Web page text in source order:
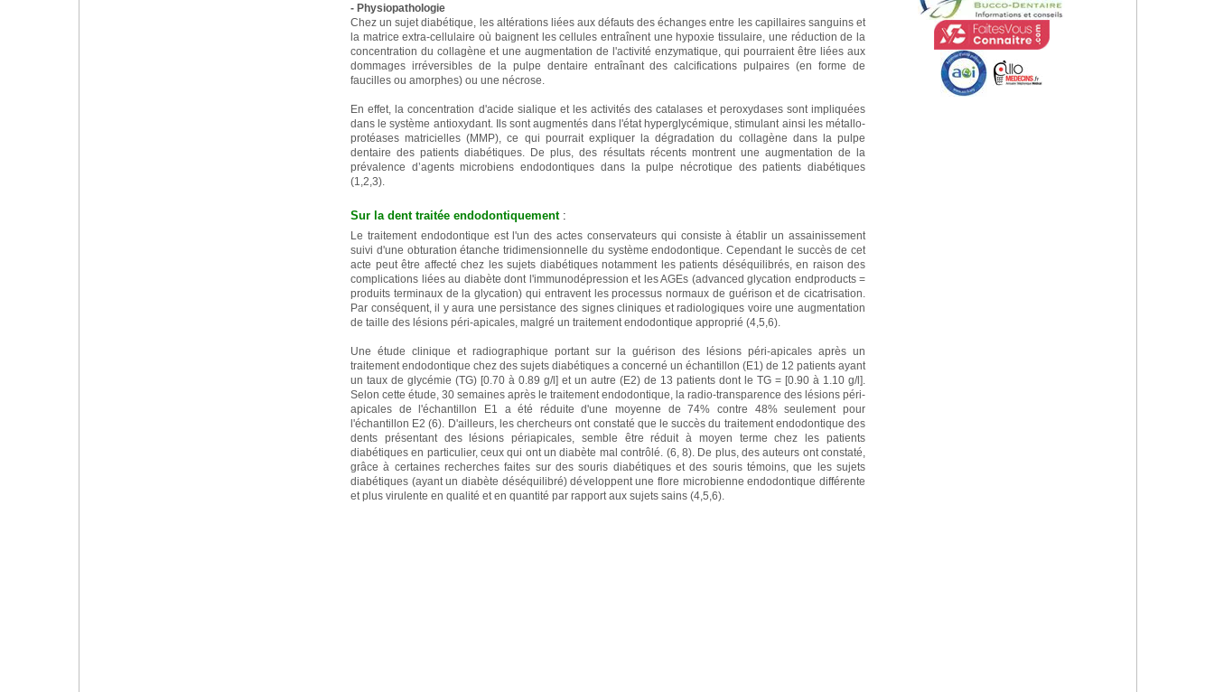
- Physiopathologie
Chez un sujet diabétique, les altérations liées aux défauts des échanges entre les capillaires sanguins et
la matrice extra-cellulaire où baignent les cellules entraînent une hypoxie tissulaire, une réduction de la
concentration du collagène et une augmentation de l'activité enzymatique, qui pourraient être liées aux
dommages irréversibles de la pulpe dentaire entraînant des calcifications pulpaires (en forme de
faucilles ou amorphes) ou une nécrose.
En effet, la concentration d'acide sialique et les activités des catalases et peroxydases sont impliquées
dans le système antioxydant. Ils sont augmentés dans l'état hyperglycémique, stimulant ainsi les métallo-
protéases matricielles (MMP), ce qui pourrait expliquer la dégradation du collagène dans la pulpe
dentaire des patients diabétiques. De plus, des résultats récents montrent une augmentation de la
prévalence d’agents microbiens endodontiques dans la pulpe nécrotique des patients diabétiques
(1,2,3).
Sur la dent traitée endodontiquement:
Le traitement endodontique est l'un des actes conservateurs qui consiste à établir un assainissement
suivi d'une obturation étanche tridimensionnelle du système endodontique. Cependant le succès de cet
acte peut être affecté chez les sujets diabétiques notamment les patients déséquilibrés, en raison des
complications liées au diabète dont l'immunodépression et les AGEs (advanced glycation endproducts =
produits terminaux de la glycation) qui entravent les processus normaux de guérison et de cicatrisation.
Par conséquent, il y aura une persistance des signes cliniques et radiologiques voire une augmentation
de taille des lésions péri-apicales, malgré un traitement endodontique approprié (4,5,6).
Une étude clinique et radiographique portant sur la guérison des lésions péri-apicales après un
traitement endodontique chez des sujets diabétiques a concerné un échantillon (E1) de 12 patients ayant
un taux de glycémie (TG) [0.70 à 0.89 g/l] et un autre (E2) de 13 patients dont le TG = [0.90 à 1.10 g/l].
Selon cette étude, 30 semaines après le traitement endodontique, la radio-transparence des lésions péri-
apicales de l'échantillon E1 a été réduite d'une moyenne de 74% contre 48% seulement pour
l'échantillon E2 (6). D'ailleurs, les chercheurs ont constaté que le succès du traitement endodontique des
dents présentant des lésions périapicales, semble être réduit à moyen terme chez les patients
diabétiques en particulier, ceux qui ont un diabète mal contrôlé. (6, 8). De plus, des auteurs ont constaté,
grâce à certaines recherches faites sur des souris diabétiques et des souris témoins, que les sujets
diabétiques (ayant un diabète déséquilibré) développent une flore microbienne endodontique différente
et plus virulente en qualité et en quantité par rapport aux sujets sains (4,5,6).